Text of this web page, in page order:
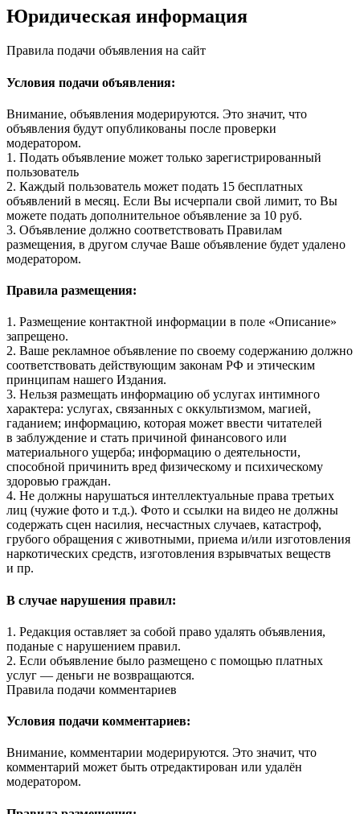
Юридическая информация
Правила подачи объявления на сайт
Условия подачи объявления:
Внимание, объявления модерируются. Это значит, что
объявления будут опубликованы после проверки
модератором.
1. Подать объявление может только зарегистрированный
пользователь
2. Каждый пользователь может подать 15 бесплатных
объявлений в месяц. Если Вы исчерпали свой лимит, то Вы
можете подать дополнительное объявление за 10 руб.
3. Объявление должно соответствовать Правилам
размещения, в другом случае Ваше объявление будет удалено
модератором.
Правила размещения:
1. Размещение контактной информации в поле «Описание»
запрещено.
2. Ваше рекламное объявление по своему содержанию должно
соответствовать действующим законам РФ и этическим
принципам нашего Издания.
3. Нельзя размещать информацию об услугах интимного
характера: услугах, связанных с оккультизмом, магией,
гаданием; информацию, которая может ввести читателей
в заблуждение и стать причиной финансового или
материального ущерба; информацию о деятельности,
способной причинить вред физическому и психическому
здоровью граждан.
4. Не должны нарушаться интеллектуальные права третьих
лиц (чужие фото и т.д.). Фото и ссылки на видео не должны
содержать сцен насилия, несчастных случаев, катастроф,
грубого обращения с животными, приема и/или изготовления
наркотических средств, изготовления взрывчатых веществ
и пр.
В случае нарушения правил:
1. Редакция оставляет за собой право удалять объявления,
поданые с нарушением правил.
2. Если объявление было размещено с помощью платных
услуг — деньги не возвращаются.
Правила подачи комментариев
Условия подачи комментариев:
Внимание, комментарии модерируются. Это значит, что
комментарий может быть отредактирован или удалён
модератором.